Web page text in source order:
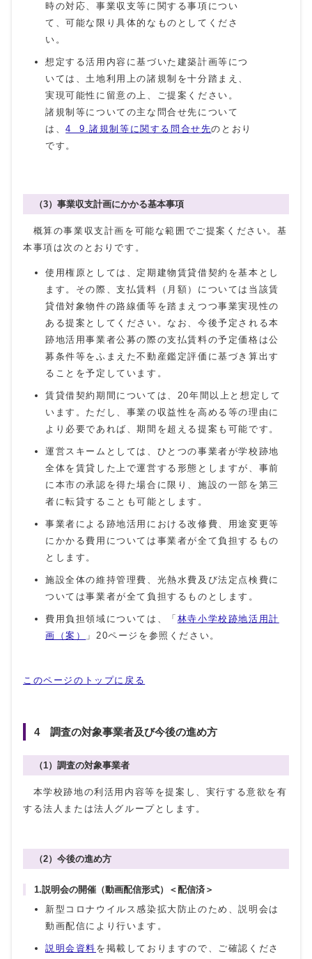
時の対応、事業収支等に関する事項につい
て、可能な限り具体的なものとしてくださ
い。
想定する活用内容に基づいた建築計画等につ
いては、土地利用上の諸規制を十分踏まえ、
実現可能性に留意の上、ご提案ください。
諸規制等についての主な問合せ先について
は、4 9.諸規制等に関する問合せ先のとおり
です。
（3）事業収支計画にかかる基本事項
概算の事業収支計画を可能な範囲でご提案ください。基
本事項は次のとおりです。
使用権原としては、定期建物賃貸借契約を基本とし
ます。その際、支払賃料（月額）については当該賃
貸借対象物件の路線価等を踏まえつつ事業実現性の
ある提案としてください。なお、今後予定される本
跡地活用事業者公募の際の支払賃料の予定価格は公
募条件等をふまえた不動産鑑定評価に基づき算出す
ることを予定しています。
賃貸借契約期間については、20年間以上と想定して
います。ただし、事業の収益性を高める等の理由に
より必要であれば、期間を超える提案も可能です。
運営スキームとしては、ひとつの事業者が学校跡地
全体を賃貸した上で運営する形態としますが、事前
に本市の承認を得た場合に限り、施設の一部を第三
者に転貸することも可能とします。
事業者による跡地活用における改修費、用途変更等
にかかる費用については事業者が全て負担するもの
とします。
施設全体の維持管理費、光熱水費及び法定点検費に
ついては事業者が全て負担するものとします。
費用負担領域については、「 林寺小学校跡地活用計
画（案）
」20ページを参照ください。
このページのトップに戻る
4 調査の対象事業者及び今後の進め方
（1）調査の対象事業者
本学校跡地の利活用内容等を提案し、実行する意欲を有
する法人または法人グループとします。
（2）今後の進め方
1.説明会の開催（動画配信形式）＜配信済＞
新型コロナウイルス感染拡大防止のため、説明会は
動画配信により行います。
説明会資料 を掲載しておりますので、ご確認くださ